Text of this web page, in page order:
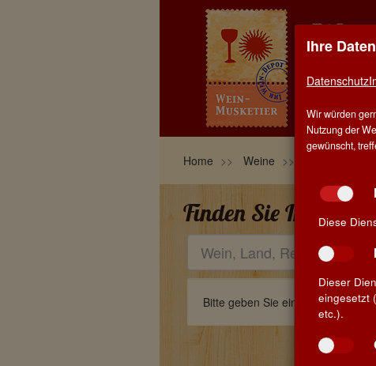
BLOG
Home Weine
Finden Sie Ihren
Bitte geben Sie einen Suchbegriff
Ihre
Datenschutz
Wir würden
Nutzung der
gewünscht,
Diese
Dieser
eingesetzt
etc.).